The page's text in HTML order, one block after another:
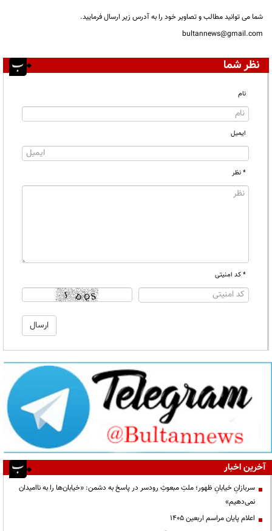
شما می توانید مطالب و تصاویر خود را به آدرس زیر ارسال فرمایید.
bultannews@gmail.com
نظر شما
نام
ایمیل
* نظر
* کد امنیتی
آخرین اخبار
سربازانِ خیابانِ ظهور؛ ملتِ مبعوثِ رودسر در پاسخ به دشمن: «خیابان‌ها را به ناامیدان
نمی‌دهیم»
اعلام پایان مراسم اربعین ۱۴۰۵